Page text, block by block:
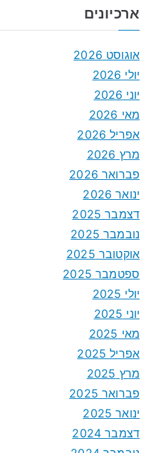
ארכיונים
אוגוסט 2026
יולי 2026
יוני 2026
מאי 2026
אפריל 2026
מרץ 2026
פברואר 2026
ינואר 2026
דצמבר 2025
נובמבר 2025
אוקטובר 2025
ספטמבר 2025
יולי 2025
יוני 2025
מאי 2025
אפריל 2025
מרץ 2025
פברואר 2025
ינואר 2025
דצמבר 2024